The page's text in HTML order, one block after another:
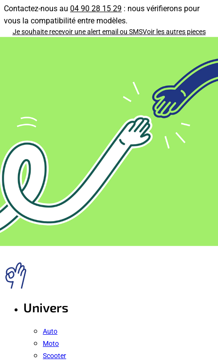
Contactez-nous au 04 90 28 15 29 : nous vérifierons pour
vous la compatibilité entre modèles.
Je souhaite recevoir une alert email ou SMSVoir les autres pieces
Univers
Auto
Moto
Scooter